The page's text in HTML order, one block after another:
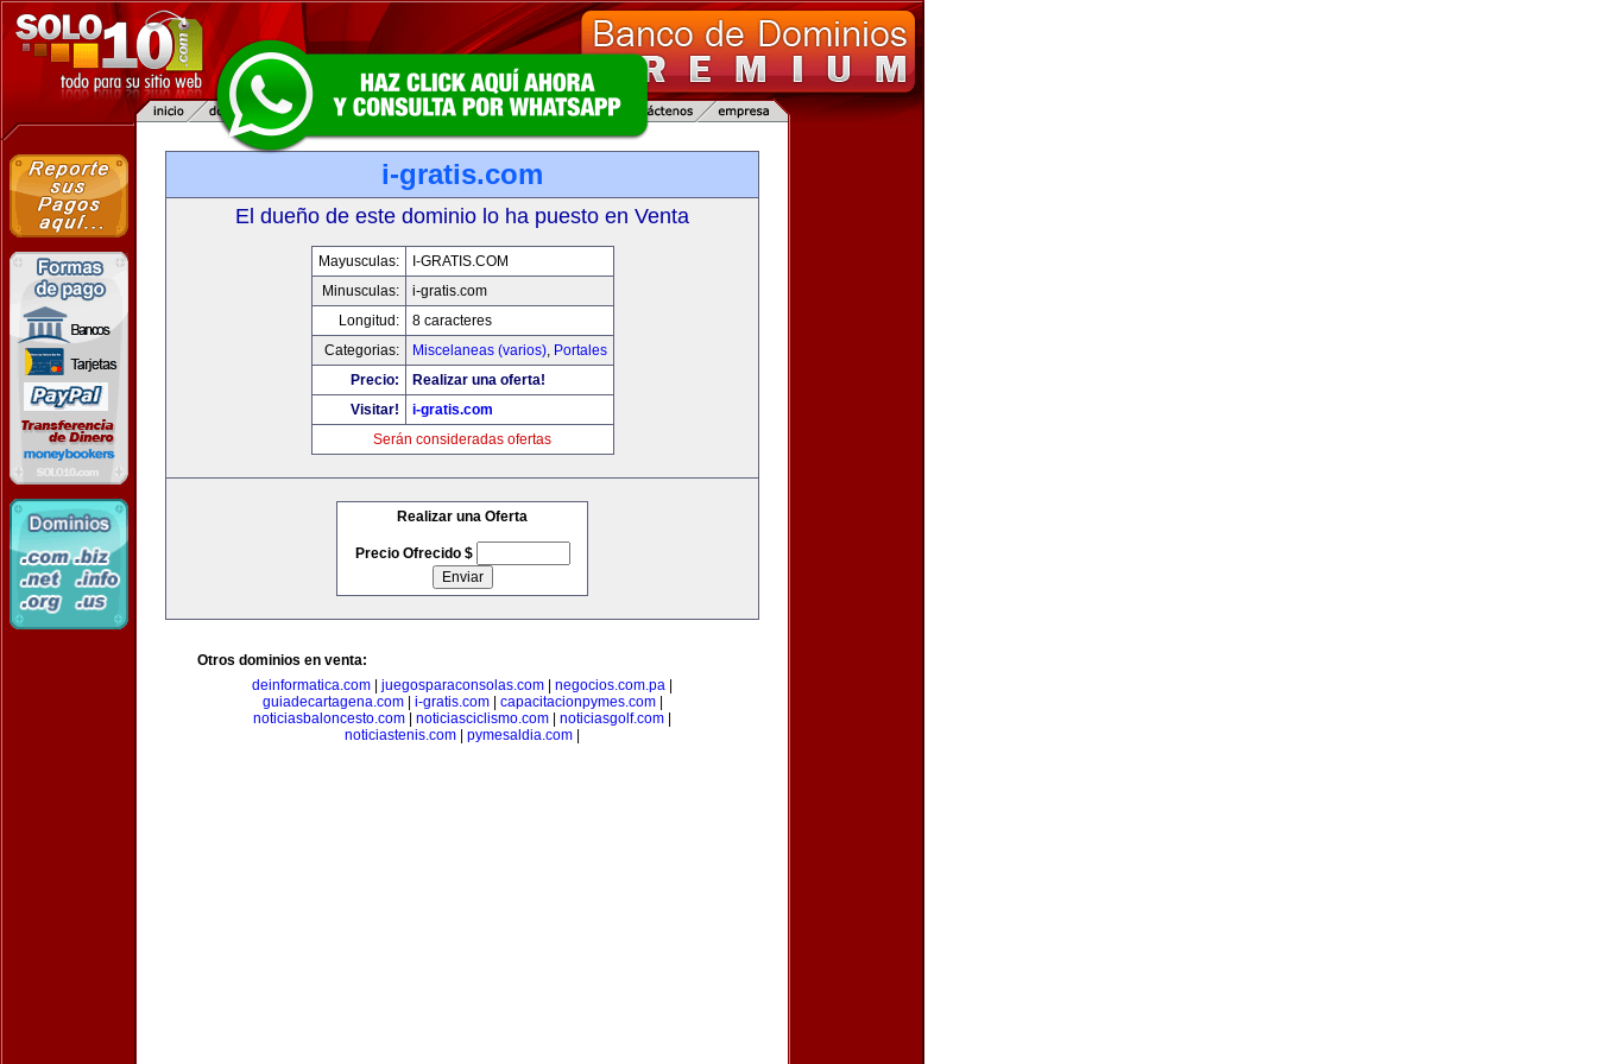
i-gratis.com
El dueño de este dominio lo ha puesto en Venta
Mayusculas:
I-GRATIS.COM
Minusculas:
i-gratis.com
Longitud:
8 caracteres
Categorias:
Miscelaneas (varios), Portales
Precio:
Realizar una oferta!
Visitar!
i-gratis.com
Serán consideradas ofertas
Realizar una Oferta
Precio Ofrecido $
Otros dominios en venta:
deinformatica.com
juegosparaconsolas.com negocios.com.pa
guiadecartagena.com| i-gratis.com| capacitacionpymes.com|
noticiasbaloncesto.com
noticiasciclismo.com noticiasgolf.com
noticiastenis.com
pymesaldia.com